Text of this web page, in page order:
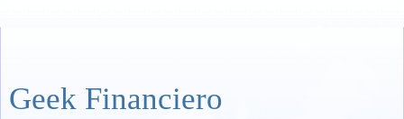
Geek Financiero